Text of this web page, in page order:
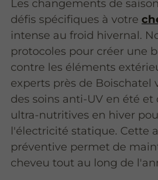
Les changements de
défis spécifiques à votre
intense au froid hivernal.
protocoles pour créer une
contre les éléments
experts près de Boischatel
des soins anti-UV en été et
ultra-nutritives en hiver
l'électricité statique. Cette
préventive permet de
cheveu tout au long de